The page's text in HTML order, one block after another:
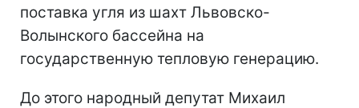
поставка угля из шахт Львовско-
Волынского бассейна на
государственную тепловую генерацию.
До этого народный депутат Михаил